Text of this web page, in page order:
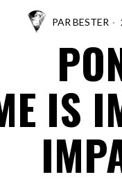
PAR BESTER
IS